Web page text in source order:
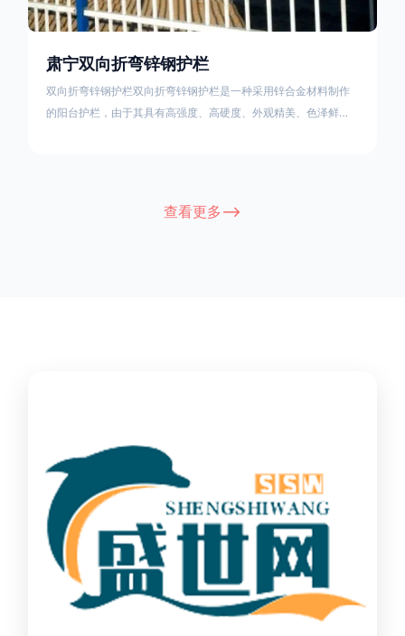
肃宁双向折弯锌钢护栏
双向折弯锌钢护栏双向折弯锌钢护栏是一种采用锌合金材料制作
的阳台护栏，由于其具有高强度、高硬度、外观精美、色泽鲜艳
或者咨询厂家客服以获取更准确的信息。
查看更多-->